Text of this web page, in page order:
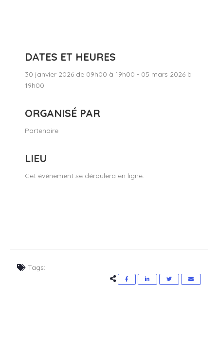
DATES ET HEURES
30 janvier 2026 de 09h00 à 19h00 - 05 mars 2026 à
19h00
ORGANISÉ PAR
Partenaire
LIEU
Cet évènement se déroulera en ligne.
Tags: